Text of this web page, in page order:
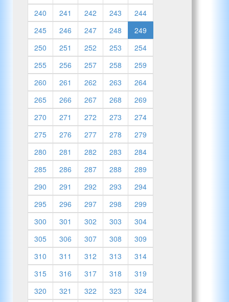
240
241 242 243
244
245
246 247 248
249
250
251 252 253
254
255
256 257 258
259
260
261 262 263
264
265
266 267 268
269
270
271 272 273
274
275
276 277 278
279
280
281 282 283
284
285
286 287 288
289
290
291 292 293
294
295
296 297 298
299
300
301 302 303
304
305
306 307 308
309
310
311 312 313
314
315
316 317 318
319
320
321 322 323
324